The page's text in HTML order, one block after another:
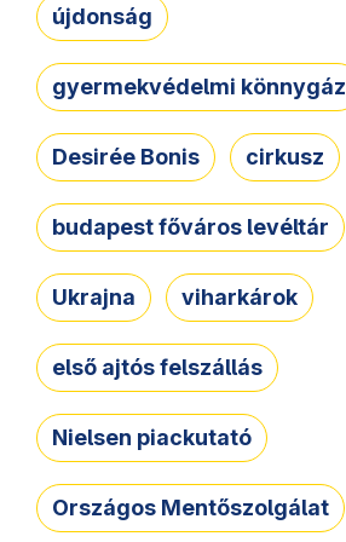
újdonság
gyermekvédelmi könnygáz
Desirée Bonis cirkusz
budapest főváros levéltár
Ukrajna viharkárok
első ajtós felszállás
Nielsen piackutató
Országos Mentőszolgálat